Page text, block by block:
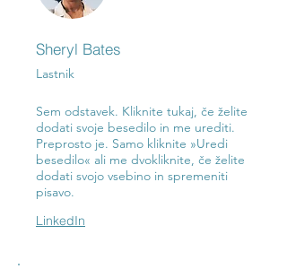
Sheryl Bates
Lastnik
Sem odstavek. Kliknite tukaj, če želite
dodati svoje besedilo in me urediti.
Preprosto je. Samo kliknite »Uredi
besedilo« ali me dvokliknite, če želite
dodati svojo vsebino in spremeniti
pisavo.
LinkedIn